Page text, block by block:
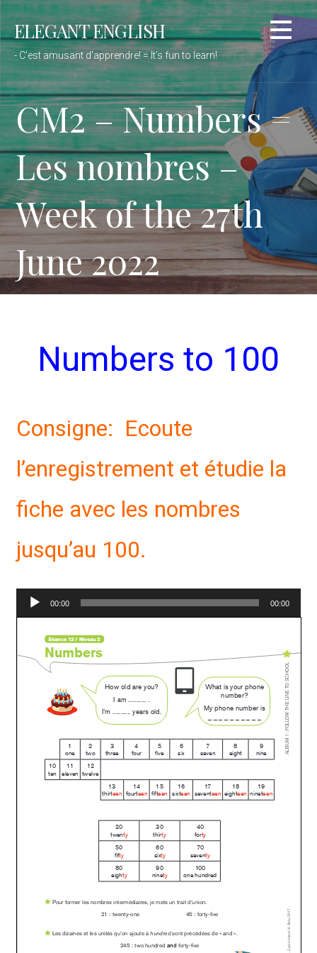
Passer
au
contenu
ELEGANT ENGLISH
- C'est amusant d'apprendre! = It’s fun to learn!
CM2 – Numbers =
Les nombres –
Week of the 27th
June 2022
Numbers to 100
Consigne: Ecoute
l’enregistrement et étudie la
fiche avec les nombres
jusqu’au 100.
Lecteur
audio
00:00 00:00